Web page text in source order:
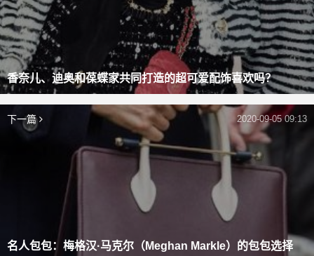
香奈儿、迪奥和葆蝶家共同打造的超可爱配饰喜欢吗？
下一篇
名人包包：梅格汉·马克尔（Meghan Markle）的包包选择
2020-09-05 09:13